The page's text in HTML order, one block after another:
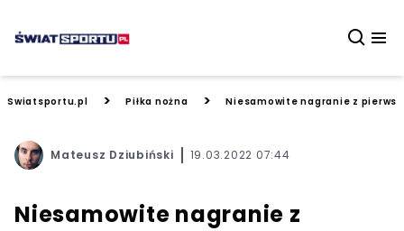
Swiatsportu.pl > Piłka nożna > Niesamowite nagranie z
Mateusz Dziubiński 19.03.2022 07:44
Niesamowite nagranie z